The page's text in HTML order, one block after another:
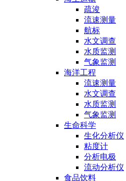
疏浚
流速测量
航标
水文调查
水质监测
气象监测
海洋工程
流速测量
水文调查
水质监测
气象监测
生命科学
生化分析仪
粘度计
分析电极
流动分析仪
食品饮料